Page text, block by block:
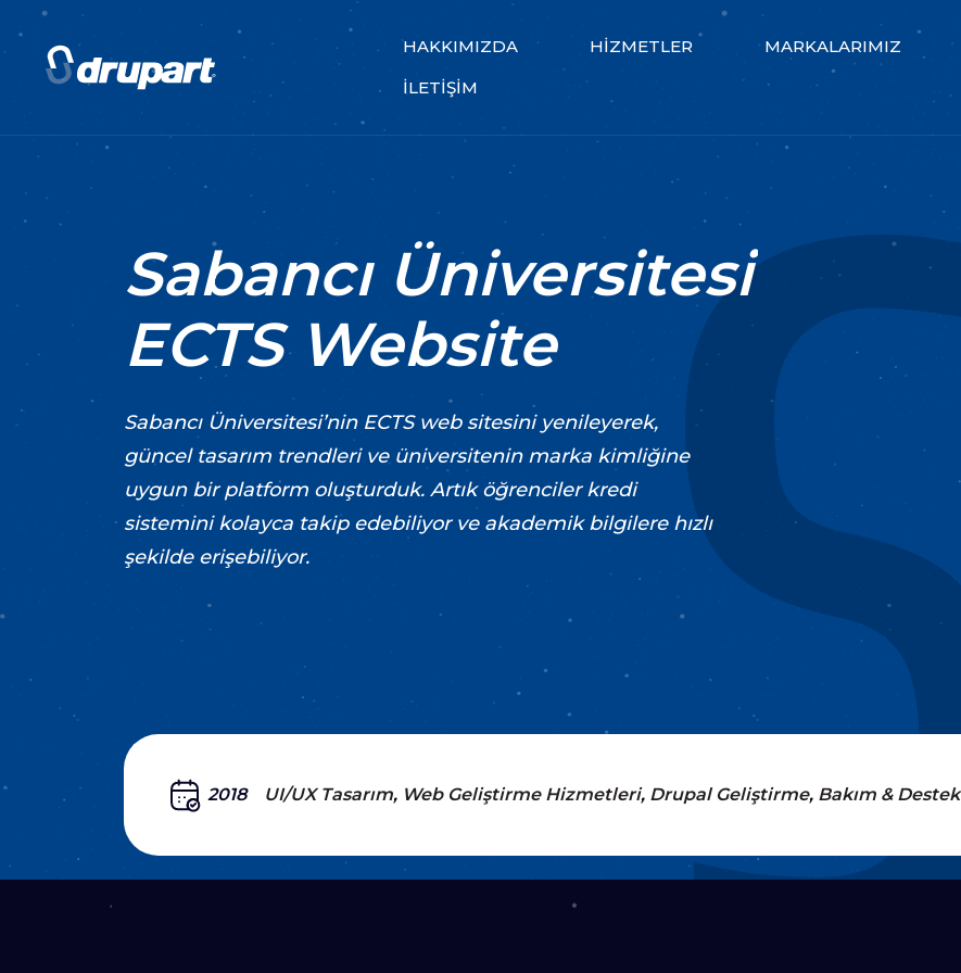
HAKKIMIZDA HIZMETLER MARKALARIMIZ
İLETIŞIM
Sabancı Üniversitesi
ECTS Website
Sabancı Üniversitesi’nin ECTS web sitesini yenileyerek,
güncel tasarım trendleri ve üniversitenin marka kimliğine
uygun bir platform oluşturduk. Artık öğrenciler kredi
sistemini kolayca takip edebiliyor ve akademik bilgilere hızlı
şekilde erişebiliyor.
2018 UI/UX Tasarım Web Geliştirme Hizmetleri Drupal Geliştirme Bakım & Destek